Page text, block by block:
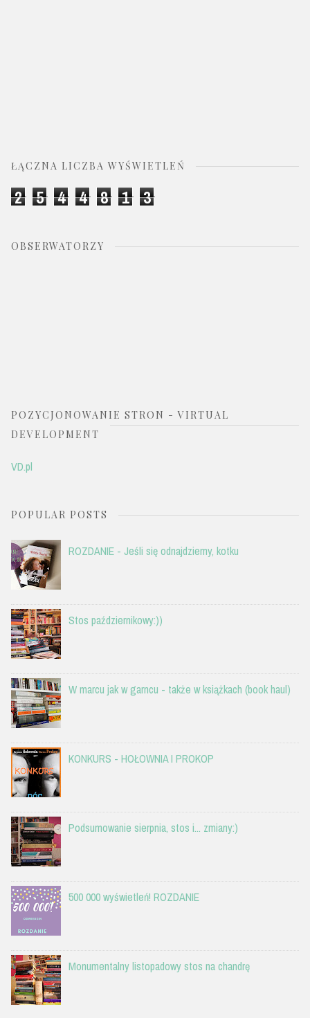
ŁĄCZNA LICZBA WYŚWIETLEŃ
2 5 4 4 8 1 3
OBSERWATORZY
POZYCJONOWANIE STRON - VIRTUAL
DEVELOPMENT
VD.pl
POPULAR POSTS
ROZDANIE - Jeśli się odnajdziemy, kotku
Stos październikowy:))
W marcu jak w garncu - także w książkach (book haul)
KONKURS - HOŁOWNIA I PROKOP
Podsumowanie sierpnia, stos i... zmiany:)
500 000 wyświetleń! ROZDANIE
Monumentalny listopadowy stos na chandrę